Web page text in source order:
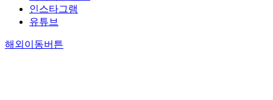
인스타그램
유튜브
해외이동버튼